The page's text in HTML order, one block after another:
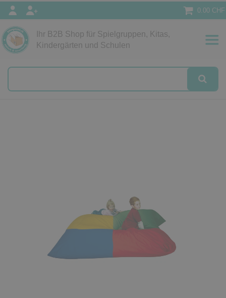
0.00 CHF
Ihr B2B Shop für Spielgruppen, Kitas,
Kindergärten und Schulen
Papeterie